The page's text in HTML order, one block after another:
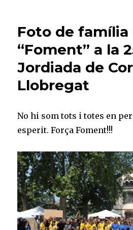
edició)
Foto de família
“Foment” a la
Jordiada de
Llobregat
No hi som tots i totes en
esperit. Força Foment!!!